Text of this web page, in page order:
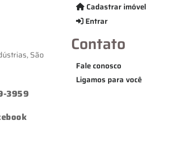
São
3959
Cadastrar imóvel
Entrar
Contato
Fale conosco
Ligamos para você